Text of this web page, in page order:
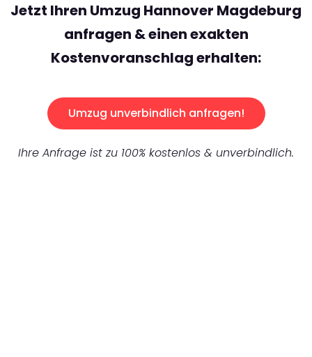
Jetzt Ihren Umzug Hannover Magdeburg
anfragen & einen exakten
Kostenvoranschlag erhalten:
Umzug unverbindlich anfragen!
Ihre Anfrage ist zu 100% kostenlos & unverbindlich.